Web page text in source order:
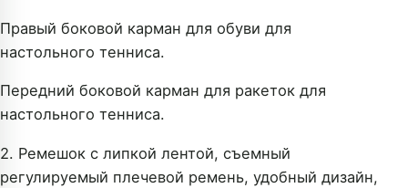
Правый боковой карман для обуви для
настольного тенниса.
Передний боковой карман для ракеток для
настольного тенниса.
2. Ремешок с липкой лентой, съемный
регулируемый плечевой ремень, удобный дизайн,